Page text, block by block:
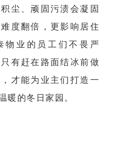
尘、顽固污渍会凝固
度翻倍，更影响居住
物业的员工们不畏严
有赶在路面结冰前做
才能为业主们打造一
暖的冬日家园。